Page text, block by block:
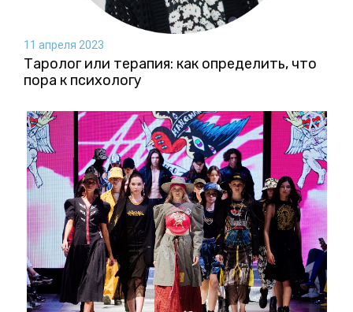
11 апреля 2023
Таролог или терапия: как определить, что
пора к психологу